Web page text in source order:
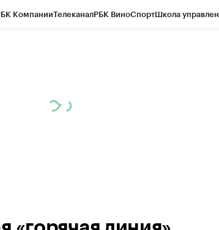
КомпанииТелеканалРБК ВиноСпортШкола